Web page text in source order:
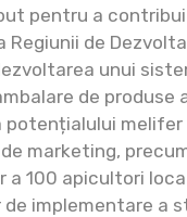
pentru a
Regiunii de
unui
de produse
potențialului melifer
marketing,
a 100 apicultori
de implementare a